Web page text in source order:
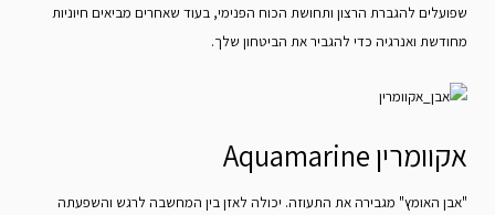
שפועלים להגברת הרצון ותחושת הכוח הפנימי, בעוד שאחרים מביאים חיוניות
מחודשת ואנרגיה כדי להגביר את הביטחון שלך.
אקוומרין Aquamarine
"אבן האומץ" מגבירה את התעוזה. יכולה לאזן בין המחשבה לרגש והשפעתה